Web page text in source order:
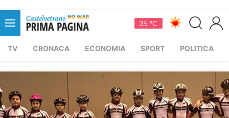
35 °C
TV CRONACA ECONOMIA SPORT POLITICA